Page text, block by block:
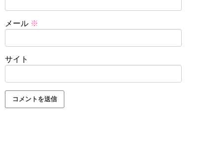
メール ※
サイト